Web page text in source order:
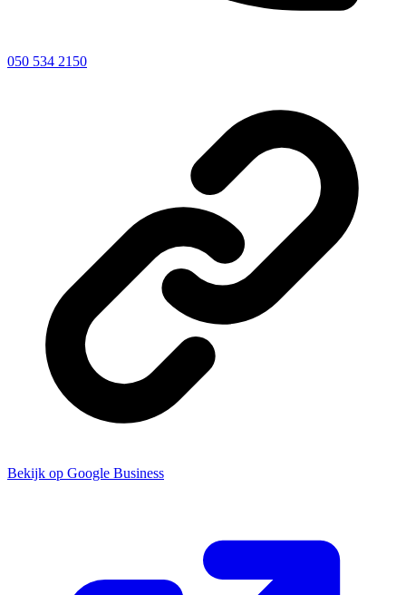
050 534 2150
Bekijk op Google Business